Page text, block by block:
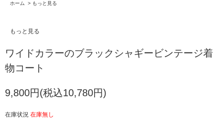
ホーム > もっと見る
もっと見る
ワイドカラーのブラックシャギービンテージ着
物コート
9,800円(税込10,780円)
在庫状況 在庫無し